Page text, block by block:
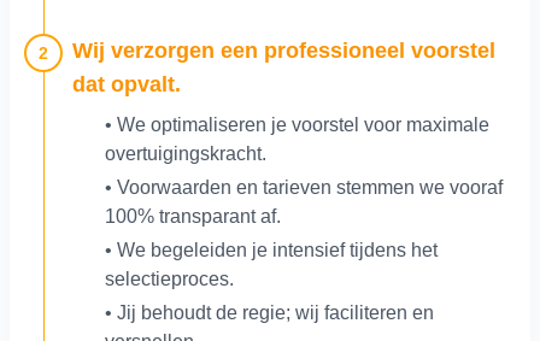
2
Wij verzorgen een professioneel voorstel
dat opvalt.
• We optimaliseren je voorstel voor maximale
overtuigingskracht.
• Voorwaarden en tarieven stemmen we vooraf
100% transparant af.
• We begeleiden je intensief tijdens het
selectieproces.
• Jij behoudt de regie; wij faciliteren en